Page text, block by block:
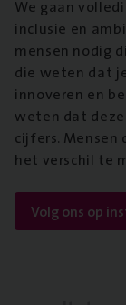
We gaan
inclusie en
mensen nodig
die weten dat
innoveren en
weten dat
cijfers.
het verschil te
Volg ons op